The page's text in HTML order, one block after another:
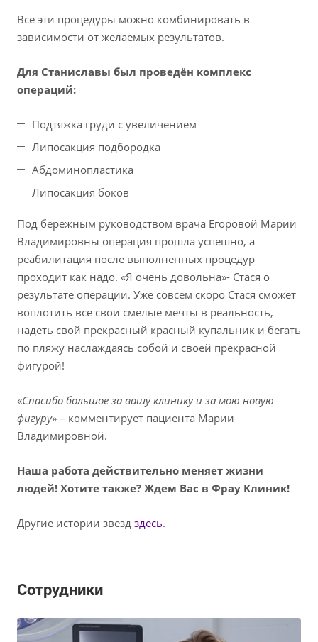
Все эти процедуры можно комбинировать в
зависимости от желаемых результатов.
Для Станиславы был проведён комплекс
операций:
Подтяжка груди с увеличением
Липосакция подбородка
Абдоминопластика
Липосакция боков
Под бережным руководством врача Егоровой Марии
Владимировны операция прошла успешно, а
реабилитация после выполненных процедур
проходит как надо. «Я очень довольна»- Стася о
результате операции. Уже совсем скоро Стася сможет
воплотить все свои смелые мечты в реальность,
надеть свой прекрасный красный купальник и бегать
по пляжу наслаждаясь собой и своей прекрасной
фигурой!
«Спасибо большое за вашу клинику и за мою новую
фигуру» – комментирует пациента Марии
Владимировной.
Наша работа действительно меняет жизни
людей! Хотите также? Ждем Вас в Фрау Клиник!
Другие истории звезд здесь.
Сотрудники